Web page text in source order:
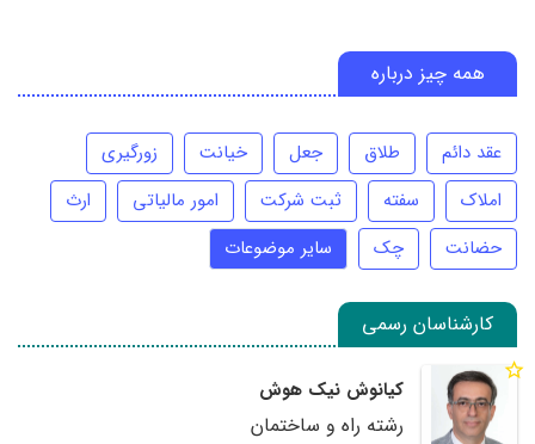
همه چیز درباره
عقد دائم طلاق جعل خیانت
زورگیری
املاک
سفته ثبت شرکت امور مالیاتی
ارث
حضانت
چک سایر موضوعات
کارشناسان رسمی
کیانوش نیک هوش
رشته راه و ساختمان